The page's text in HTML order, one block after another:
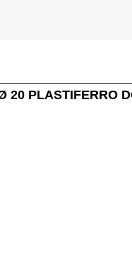
20 PLASTIFERRO